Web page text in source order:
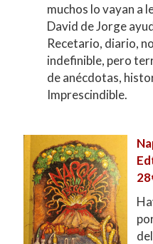
muchos lo vayan a
David de Jorge
Recetario, diario,
indefinible, pero
de anécdotas,
Imprescindible.